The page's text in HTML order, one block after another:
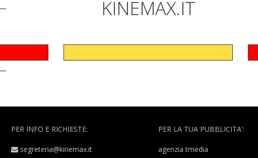
KINEMAX.IT
PER INFO E RICHIESTE:
segreteria@kinemax.it
PER LA TUA PUBBLICITA':
agenzia tmedia